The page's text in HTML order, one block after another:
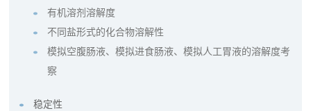
有机溶剂溶解度
不同盐形式的化合物溶解性
模拟空腹肠液、模拟进食肠液、模拟人工胃液的溶解度考
察
稳定性